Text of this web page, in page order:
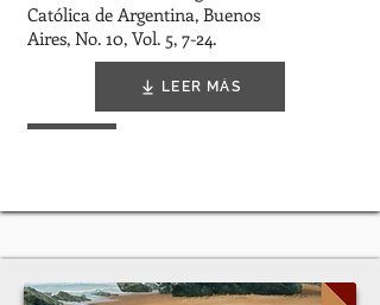
Católica de Argentina, Buenos
Aires, No. 10, Vol. 5, 7-24.
LEER MÁS